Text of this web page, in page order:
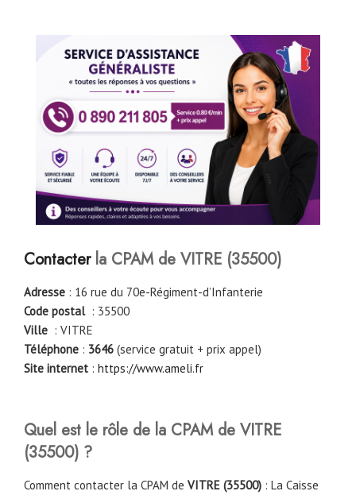
Contacterla CPAM de VITRE (35500)
Adresse : 16 rue du 70e-Régiment-d’Infanterie
Code postal: 35500
Ville : VITRE
Téléphone : 3646 (service gratuit + prix appel)
Site internet : https://www.ameli.fr
Quel est le rôle de la CPAM de VITRE
(35500) ?
Comment contacter la CPAM de VITRE (35500) : La Caisse